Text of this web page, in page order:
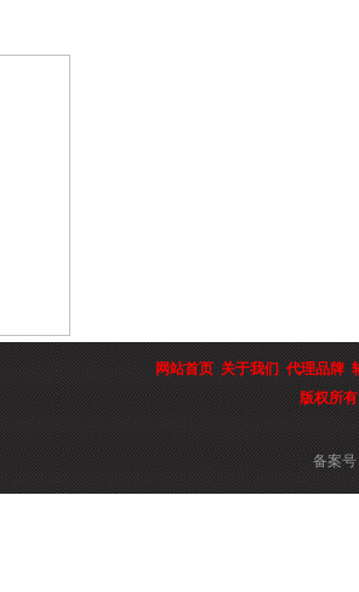
网站首页 关于我们 代理品牌
版权所
备案号